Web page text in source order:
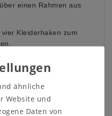
einen Rahmen aus
vier Kleiderhaken zum
mir einer
und 4
ähnliche
Website und
Daten von